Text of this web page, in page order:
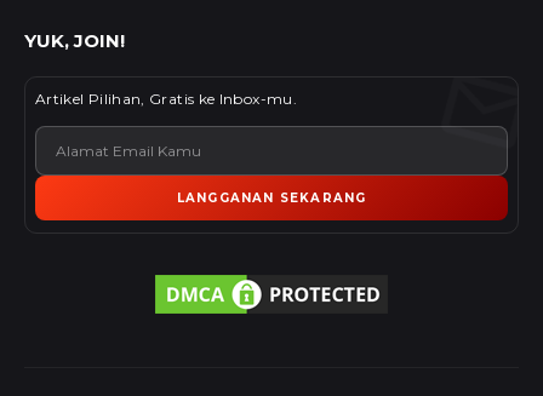
YUK, JOIN!
Artikel Pilihan, Gratis ke Inbox-mu.
LANGGANAN SEKARANG